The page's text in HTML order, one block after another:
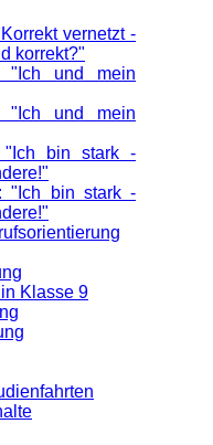
vernetzt -
korrekt?"
"Ich und mein
"Ich und mein
"Ich bin stark -
"Ich bin stark -
Klasse 9